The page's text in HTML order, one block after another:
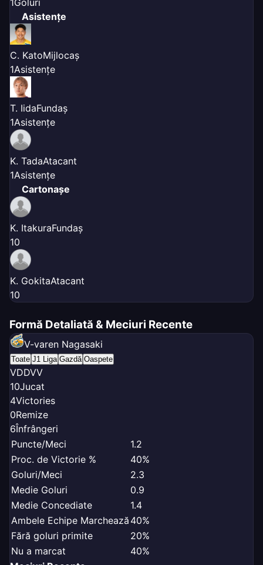
Asistențe
C. KatoMijlocaș
1Asistențe
T. IidaFundaș
1Asistențe
K. TadaAtacant
1Asistențe
Cartonașe
K. ItakuraFundaș
10
K. GokitaAtacant
10
Formă Detaliată & Meciuri Recente
V-varen Nagasaki
Toate J1 Liga Gazdă Oaspete
VDDVV
10Jucat
4Victories
0Remize
6Înfrângeri
Puncte/Meci
1.2
Proc. de Victorie %
40%
Goluri/Meci
2.3
Medie Goluri
0.9
Medie Concediate
1.4
Ambele Echipe Marchează 40%
Fără goluri primite
20%
Nu a marcat
40%